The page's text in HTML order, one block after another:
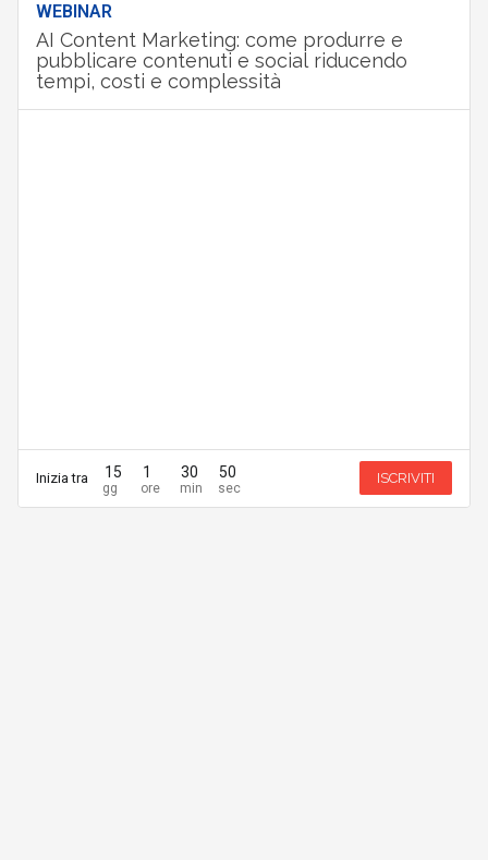
WEBINAR
AI Content Marketing: come produrre e
pubblicare contenuti e social riducendo
tempi, costi e complessità
Inizia tra 15 1 30 50 ISCRIVITI